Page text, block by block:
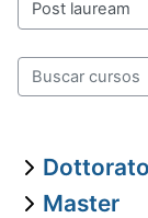
Categorías
Buscar cursos
Dottorato
Master